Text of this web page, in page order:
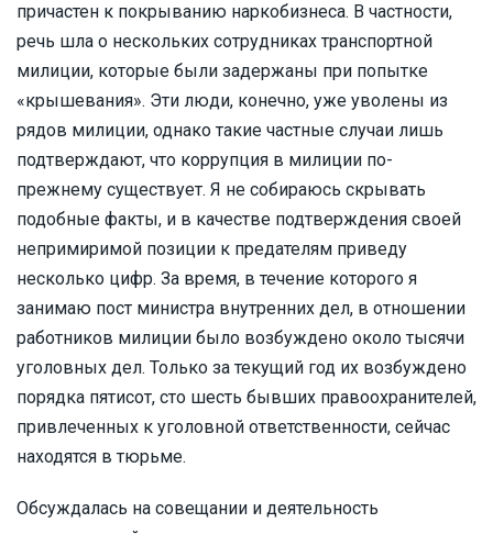
причастен к покрыванию наркобизнеса. В частности,
речь шла о нескольких сотрудниках транспортной
милиции, которые были задержаны при попытке
«крышевания». Эти люди, конечно, уже уволены из
рядов милиции, однако такие частные случаи лишь
подтверждают, что коррупция в милиции по-
прежнему существует. Я не собираюсь скрывать
подобные факты, и в качестве подтверждения своей
непримиримой позиции к предателям приведу
несколько цифр. За время, в течение которого я
занимаю пост министра внутренних дел, в отношении
работников милиции было возбуждено около тысячи
уголовных дел. Только за текущий год их возбуждено
порядка пятисот, сто шесть бывших правоохранителей,
привлеченных к уголовной ответственности, сейчас
находятся в тюрьме.
Обсуждалась на совещании и деятельность